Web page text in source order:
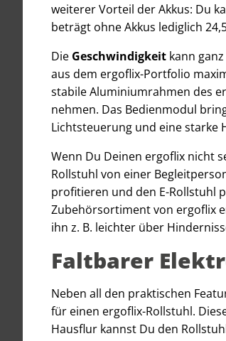
weiterer Vorteil der Akkus: Du
beträgt ohne Akkus lediglich
Die Geschwindigkeit kann
aus dem ergoflix-Portfolio
stabile Aluminiumrahmen des
nehmen. Das Bedienmodul
Lichtsteuerung und eine starke
Wenn Du Deinen ergoflix nicht
Rollstuhl von einer
profitieren und den E-Rollstuhl
Zubehörsortiment von ergoflix
ihn z. B. leichter über
Faltbarer
Neben all den praktischen
für einen ergoflix-Rollstuhl.
Hausflur kannst Du den